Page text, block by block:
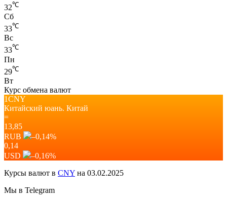
32℃
Сб
33℃
Вс
33℃
Пн
29℃
Вт
Курс обмена валют
1CNY
Китайский юань. Китай
=
13,85
RUB
–0,14%
0,14
USD
–0,16%
Курсы валют в CNY на 03.02.2025
Мы в Telegram